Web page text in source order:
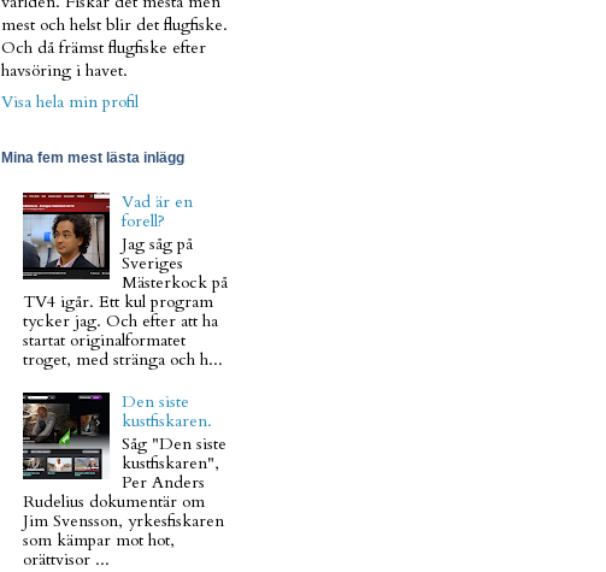
mest och helst blir det flugfiske.
Och då främst flugfiske efter
havsöring i havet.
Visa hela min profil
Mina fem mest lästa inlägg
Vad är en
forell?
Jag såg på
Sveriges
Mästerkock på
TV4 igår. Ett kul program
tycker jag. Och efter att ha
startat originalformatet
troget, med stränga och h...
Den siste
kustfiskaren.
Såg "Den siste
kustfiskaren",
Per Anders
Rudelius dokumentär om
Jim Svensson, yrkesfiskaren
som kämpar mot hot,
orättvisor ...